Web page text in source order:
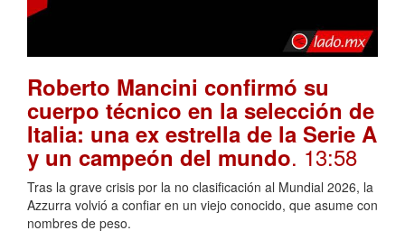
Roberto Mancini confirmó su
cuerpo técnico en la selección de
Italia: una ex estrella de la Serie A
y un campeón del mundo. 13:58
Tras la grave crisis por la no clasificación al Mundial 2026, la
Azzurra volvió a confiar en un viejo conocido, que asume con
nombres de peso.